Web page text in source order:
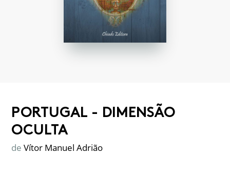
PORTUGAL - DIMENSÃO
OCULTA
de Vítor Manuel Adrião